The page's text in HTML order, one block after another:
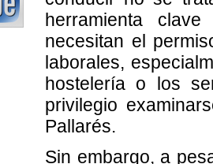
herramienta
necesitan el
laborales,
hostelería o los
privilegio
Pallarés.
Sin embargo, a